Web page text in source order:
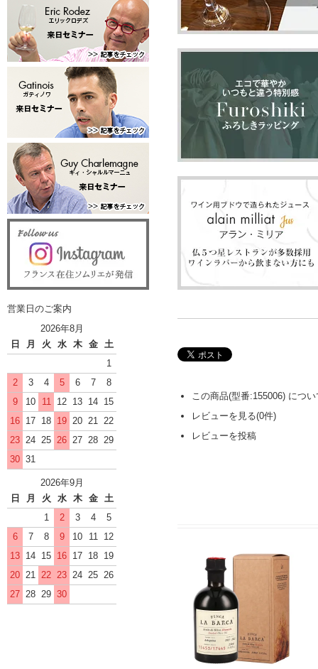
この商品(型番:155006) につ
レビューを見る(0件)
レビューを投稿
営業日のご案内
2026年8月
日
月 火 水 木 金
土
1
2
3 4 5 6 7
8
9
10 11 12 13 14 15
16 17 18 19 20 21 22
23 24 25 26 27 28 29
30 31
2026年9月
日
月 火 水 木 金
土
1
2 3 4
5
6
7 8 9 10 11
12
13 14 15 16 17 18 19
20 21 22 23 24 25 26
27 28 29 30